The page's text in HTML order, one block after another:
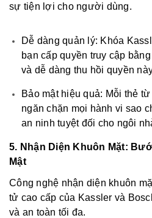
sự tiện lợi cho người dùng.
Dễ dàng quản lý: Khóa
bạn cấp quyền truy cập
và dễ dàng thu hồi quyền
Bảo mật hiệu quả: Mỗi thẻ
ngăn chặn mọi hành vi sao
an ninh tuyệt đối cho ngôi
5. Nhận Diện Khuôn Mặt:
Mật
Công nghệ nhận diện khuôn
tử cao cấp của Kassler và
và an toàn tối đa.